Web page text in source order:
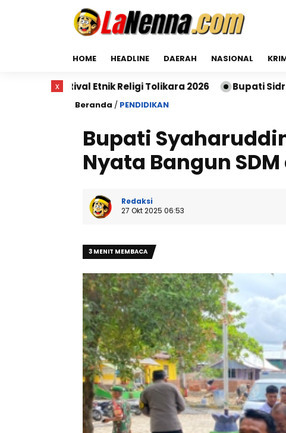
HOME HEADLINE DAERAH NASIONAL
Etnik Religi Tolikara 2026 Bupati Sidrap: Hanya
Beranda / PENDIDIKAN
Bupati
Nyata Bangun
Redaksi
27 Okt 2025 06:53
3 MENIT MEMBACA
x